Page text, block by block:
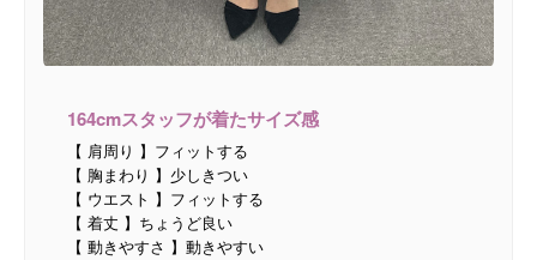
164cmスタッフが着たサイズ感
【 肩周り 】フィットする
【 胸まわり 】少しきつい
【 ウエスト 】フィットする
【 着丈 】ちょうど良い
【 動きやすさ 】動きやすい